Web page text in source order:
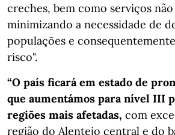
creches, bem como serviços não
minimizando a necessidade de
populações e
risco".
“O país ficará em estado de
que aumentámos para nível III
regiões mais afetadas, com
região do Alentejo central e do